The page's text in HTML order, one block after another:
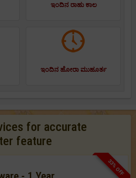
ಇಂದಿನ ರಾಹು ಕಾಲ
ಇಂದಿನ ಹೋರಾ ಮುಹೂರ್ತ
for accurate
feature
33% OFF